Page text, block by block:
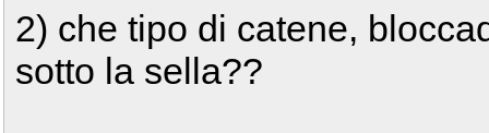
2) che tipo di catene,
sotto la sella??